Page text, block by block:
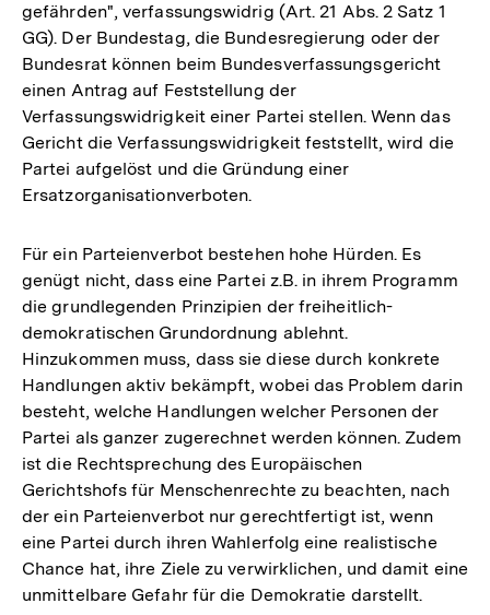
gefährden", verfassungswidrig (Art. 21 Abs. 2 Satz 1
GG). Der Bundestag, die Bundesregierung oder der
Bundesrat können beim Bundesverfassungsgericht
einen Antrag auf Feststellung der
Verfassungswidrigkeit einer Partei stellen. Wenn das
Gericht die Verfassungswidrigkeit feststellt, wird die
Partei aufgelöst und die Gründung einer
Ersatzorganisationverboten.
Für ein Parteienverbot bestehen hohe Hürden. Es
genügt nicht, dass eine Partei z.B. in ihrem Programm
die grundlegenden Prinzipien der freiheitlich-
demokratischen Grundordnung ablehnt.
Hinzukommen muss, dass sie diese durch konkrete
Handlungen aktiv bekämpft, wobei das Problem darin
besteht, welche Handlungen welcher Personen der
Partei als ganzer zugerechnet werden können. Zudem
ist die Rechtsprechung des Europäischen
Gerichtshofs für Menschenrechte zu beachten, nach
der ein Parteienverbot nur gerechtfertigt ist, wenn
eine Partei durch ihren Wahlerfolg eine realistische
Chance hat, ihre Ziele zu verwirklichen, und damit eine
unmittelbare Gefahr für die Demokratie darstellt.